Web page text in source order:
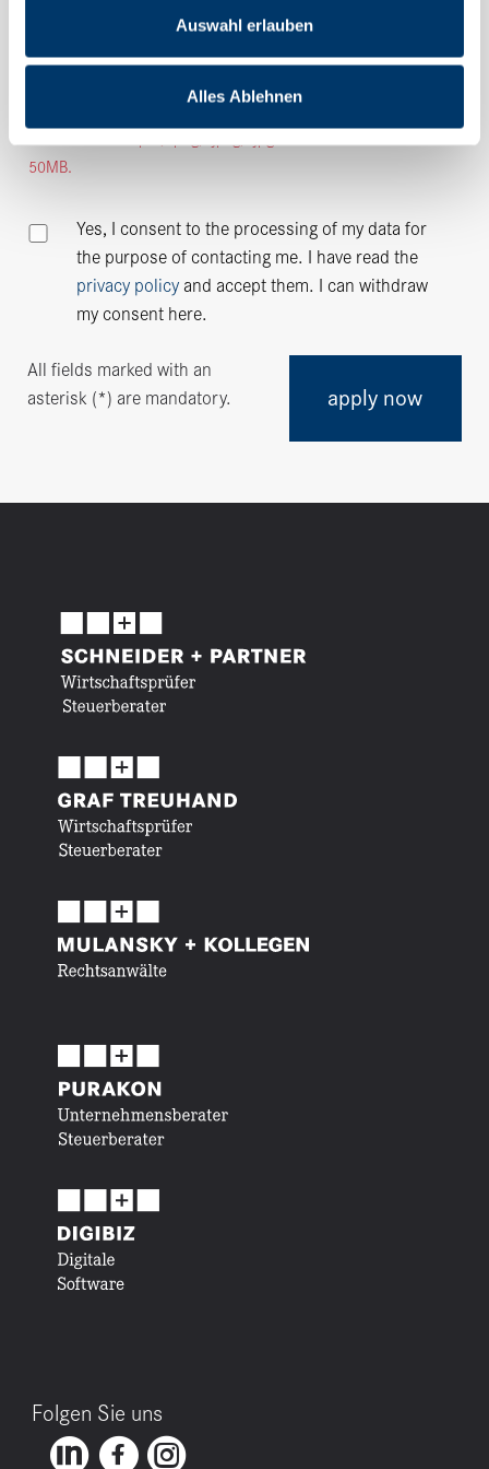
Auswahl erlauben
Alles Ablehnen
.pdf, .png, .jpeg, .jpg, max.
50MB.
Yes, I consent to the processing of my data for
the purpose of contacting me. I have read the
privacy policyand accept them. I can withdraw
my consent here.
All fields marked with an
asterisk (*) are mandatory.
apply now
Folgen Sie uns